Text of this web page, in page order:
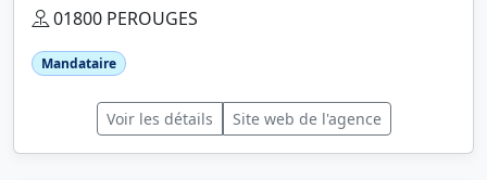
01800 PEROUGES
Mandataire
Voir les détails Site web de l'agence